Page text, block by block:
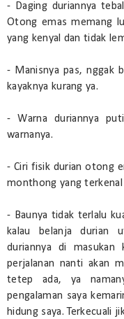
- Daging duriannya
Otong emas memang
yang kenyal dan tidak
- Manisnya pas, nggak
kayaknya kurang ya.
- Warna duriannya
warnanya.
- Ciri fisik durian otong
monthong yang
- Baunya tidak terlalu
kalau belanja durian
duriannya di
perjalanan nanti akan
tetep ada, ya
pengalaman saya
hidung saya. Terkecuali